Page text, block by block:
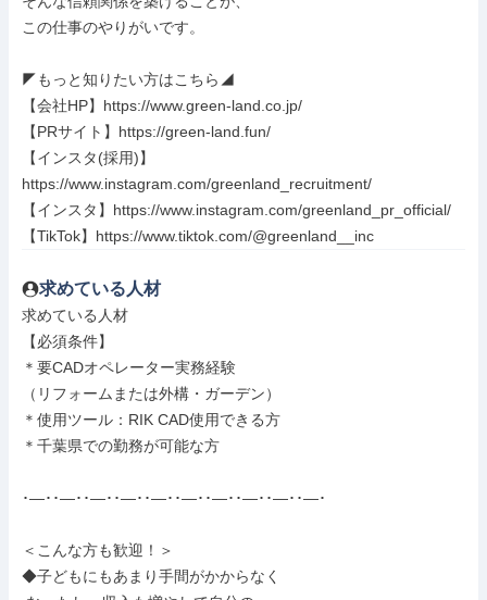
この仕事のやりがいです。
◤もっと知りたい方はこちら◢
【会社HP】https://www.green-land.co.jp/
【PRサイト】https://green-land.fun/
【インスタ(採用)】
https://www.instagram.com/greenland_recruitment/
【インスタ】https://www.instagram.com/greenland_pr_official/
【TikTok】https://www.tiktok.com/@greenland__inc
求めている人材
求めている人材
【必須条件】
＊要CADオペレーター実務経験
（リフォームまたは外構・ガーデン）
＊使用ツール：RIK CAD使用できる方
＊千葉県での勤務が可能な方
･―･･―･･―･･―･･―･･―･･―･･―･･―･･―･
＜こんな方も歓迎！＞
◆子どもにもあまり手間がかからなく